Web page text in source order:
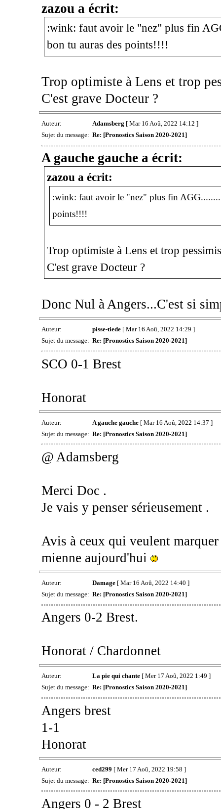
zazou a écrit:
:wink: faut avoir le "nez" plus fin
bon tu auras des points!!!!
Trop optimiste à Lens et trop
C'est grave Docteur ?
Auteur: Adamsberg [ Mar 16 Aoû, 2022 14:12 ]
Sujet du message: Re: [Pronostics Saison 2020-2021]
A gauche gauche a écrit:
zazou a écrit:
:wink: faut avoir le "nez" plus fin
points!!!!
Trop optimiste à Lens et trop
C'est grave Docteur ?
Donc Nul à Angers...C'est si
Auteur: pisse-tiede[ Mar 16 Aoû, 2022 14:29 ]
Sujet du message: Re: [Pronostics Saison 2020-2021]
SCO 0-1 Brest
Honorat
Auteur: A gauche gauche[ Mar 16 Aoû, 2022 14:37 ]
Sujet du message: Re: [Pronostics Saison 2020-2021]
@ Adamsberg
Merci Doc .
Je vais y penser sérieusement .
Avis à ceux qui veulent
mienne aujourd'hui
Auteur: Damage[ Mar 16 Aoû, 2022 14:40 ]
Sujet du message: Re: [Pronostics Saison 2020-2021]
Angers 0-2 Brest.
Honorat / Chardonnet
Auteur: La pie qui chante[ Mer 17 Aoû, 2022 1:49 ]
Sujet du message: Re: [Pronostics Saison 2020-2021]
Angers brest
1-1
Honorat
Auteur: ced299 [ Mer 17 Aoû, 2022 19:58 ]
Sujet du message: Re: [Pronostics Saison 2020-2021]
Angers 0 - 2 Brest